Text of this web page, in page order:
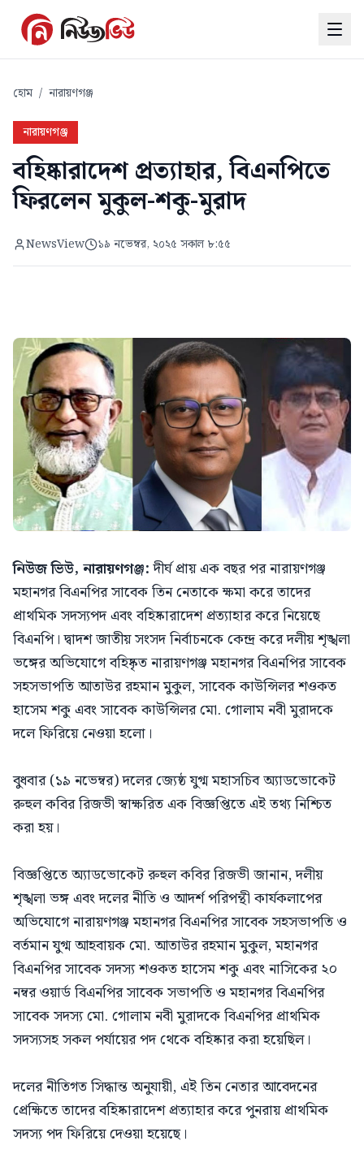
হোম / নারায়ণগঞ্জ
নারায়ণগঞ্জ
বহিষ্কারাদেশ প্রত্যাহার, বিএনপিতে
ফিরলেন মুকুল-শকু-মুরাদ
NewsView ১৯ নভেম্বর, ২০২৫ সকাল ৮:৫৫
নিউজ ভিউ, নারায়ণগঞ্জ:দীর্ঘ প্রায় এক বছর পর নারায়ণগঞ্জ
মহানগর বিএনপির সাবেক তিন নেতাকে ক্ষমা করে তাদের
প্রাথমিক সদস্যপদ এবং বহিষ্কারাদেশ প্রত্যাহার করে নিয়েছে
বিএনপি। দ্বাদশ জাতীয় সংসদ নির্বাচনকে কেন্দ্র করে দলীয় শৃঙ্খলা
ভঙ্গের অভিযোগে বহিষ্কৃত নারায়ণগঞ্জ মহানগর বিএনপির সাবেক
সহসভাপতি আতাউর রহমান মুকুল, সাবেক কাউন্সিলর শওকত
হাসেম শকু এবং সাবেক কাউন্সিলর মো. গোলাম নবী মুরাদকে
দলে ফিরিয়ে নেওয়া হলো।
বুধবার (১৯ নভেম্বর) দলের জ্যেষ্ঠ যুগ্ম মহাসচিব অ্যাডভোকেট
রুহুল কবির রিজভী স্বাক্ষরিত এক বিজ্ঞপ্তিতে এই তথ্য নিশ্চিত
করা হয়।
বিজ্ঞপ্তিতে অ্যাডভোকেট রুহুল কবির রিজভী জানান, দলীয়
শৃঙ্খলা ভঙ্গ এবং দলের নীতি ও আদর্শ পরিপন্থী কার্যকলাপের
অভিযোগে নারায়ণগঞ্জ মহানগর বিএনপির সাবেক সহসভাপতি ও
বর্তমান যুগ্ম আহবায়ক মো. আতাউর রহমান মুকুল, মহানগর
বিএনপির সাবেক সদস্য শওকত হাসেম শকু এবং নাসিকের ২০
নম্বর ওয়ার্ড বিএনপির সাবেক সভাপতি ও মহানগর বিএনপির
সাবেক সদস্য মো. গোলাম নবী মুরাদকে বিএনপির প্রাথমিক
সদস্যসহ সকল পর্যায়ের পদ থেকে বহিষ্কার করা হয়েছিল।
দলের নীতিগত সিদ্ধান্ত অনুযায়ী, এই তিন নেতার আবেদনের
প্রেক্ষিতে তাদের বহিষ্কারাদেশ প্রত্যাহার করে পুনরায় প্রাথমিক
সদস্য পদ ফিরিয়ে দেওয়া হয়েছে।